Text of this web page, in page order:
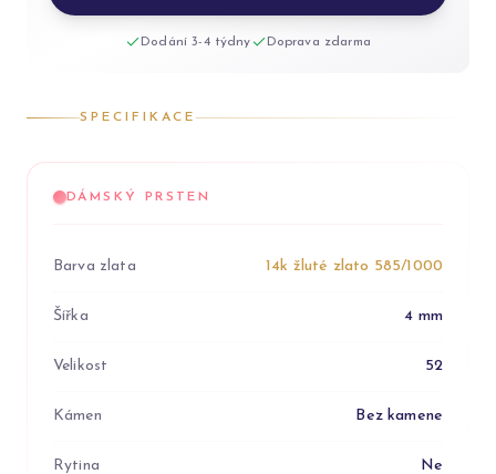
Dodání 3-4 týdny Doprava zdarma
SPECIFIKACE
DÁMSKÝ PRSTEN
Barva zlata 14k žluté zlato 585/1000
Šířka 4 mm
Velikost 52
Kámen Bez kamene
Rytina Ne